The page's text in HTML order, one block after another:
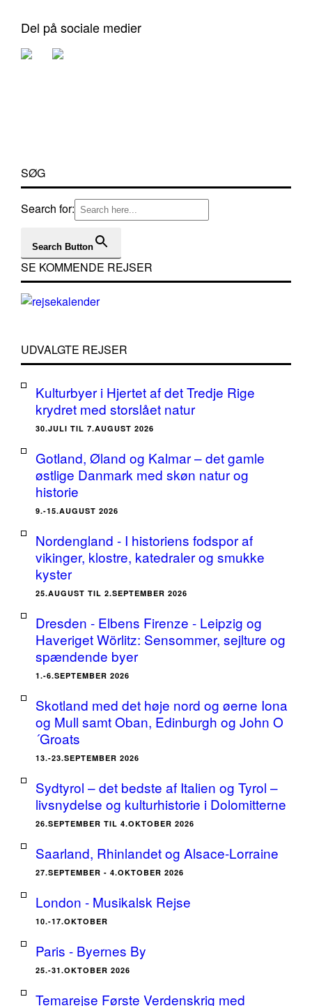
Del på sociale medier
SØG
Search for:
Search Button
SE KOMMENDE REJSER
UDVALGTE REJSER
Kulturbyer i Hjertet af det Tredje Rige
krydret med storslået natur
30.JULI TIL 7.AUGUST 2026
Gotland, Øland og Kalmar – det gamle
østlige Danmark med skøn natur og
historie
9.-15.AUGUST 2026
Nordengland - I historiens fodspor af
vikinger, klostre, katedraler og smukke
kyster
25.AUGUST TIL 2.SEPTEMBER 2026
Dresden - Elbens Firenze - Leipzig og
Haveriget Wörlitz: Sensommer, sejlture og
spændende byer
1.-6.SEPTEMBER 2026
Skotland med det høje nord og øerne Iona
og Mull samt Oban, Edinburgh og John O
´Groats
13.-23.SEPTEMBER 2026
Sydtyrol – det bedste af Italien og Tyrol –
livsnydelse og kulturhistorie i Dolomitterne
26.SEPTEMBER TIL 4.OKTOBER 2026
Saarland, Rhinlandet og Alsace-Lorraine
27.SEPTEMBER - 4.OKTOBER 2026
London - Musikalsk Rejse
10.-17.OKTOBER
Paris - Byernes By
25.-31.OKTOBER 2026
Temarejse Første Verdenskrig med